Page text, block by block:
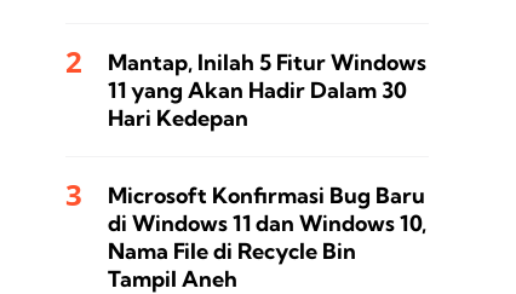
Mantap, Inilah 5 Fitur Windows
11 yang Akan Hadir Dalam 30
Hari Kedepan
Microsoft Konfirmasi Bug Baru
di Windows 11 dan Windows 10,
Nama File di Recycle Bin
Tampil Aneh